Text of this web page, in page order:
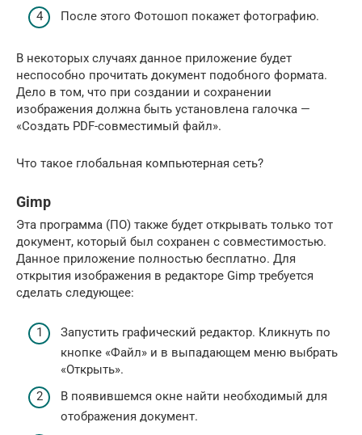
После этого Фотошоп покажет фотографию.
В некоторых случаях данное приложение будет
неспособно прочитать документ подобного формата.
Дело в том, что при создании и сохранении
изображения должна быть установлена галочка —
«Создать PDF-совместимый файл».
Что такое глобальная компьютерная сеть?
Gimp
Эта программа (ПО) также будет открывать только тот
документ, который был сохранен с совместимостью.
Данное приложение полностью бесплатно. Для
открытия изображения в редакторе Gimp требуется
сделать следующее:
Запустить графический редактор. Кликнуть по
кнопке «Файл» и в выпадающем меню выбрать
«Открыть».
В появившемся окне найти необходимый для
отображения документ.